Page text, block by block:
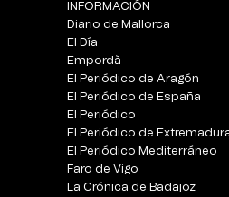
INFORMACIÓN
Diario de Mallorca
El Día
Empordà
El Periódico de Aragón
El Periódico de España
El Periódico
El Periódico de
El Periódico Mediterráneo
Faro de Vigo
La Crónica de Badajoz